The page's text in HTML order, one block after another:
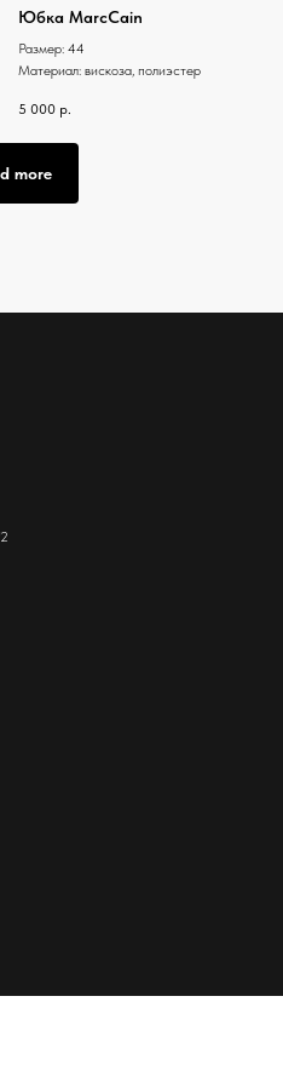
Юбка MarcCain
Размер: 44
Материал: вискоза, полиэстер
5 000 р.
more